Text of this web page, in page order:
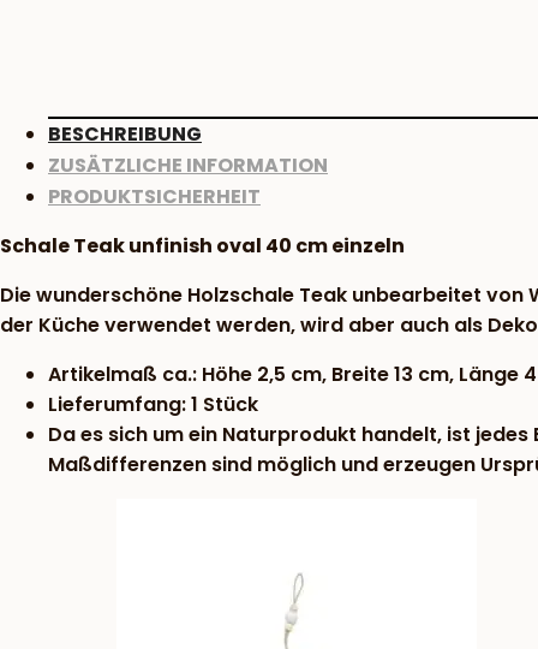
BESCHREIBUNG
ZUSÄTZLICHE INFORMATION
PRODUKTSICHERHEIT
Schale Teak unfinish oval 40 cm einzeln
Die wunderschöne Holzschale Teak unbearbeitet von
der Küche verwendet werden, wird aber auch als
Artikelmaß ca.: Höhe 2,5 cm, Breite 13 cm, Länge
Lieferumfang: 1 Stück
Da es sich um ein Naturprodukt handelt, ist
Maßdifferenzen sind möglich und erzeugen